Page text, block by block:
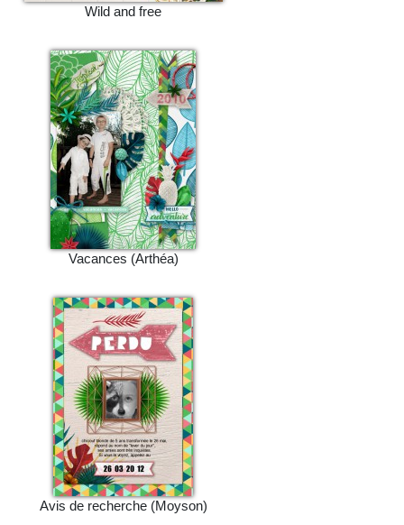
Wild and free
Vacances (Arthéa)
Avis de recherche (Moyson)